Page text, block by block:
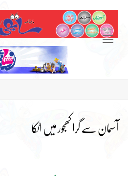
آسمان سے گرا کھجور میں اٹکا